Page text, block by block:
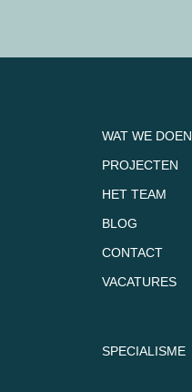
WAT WE DOEN
PROJECTEN
HET TEAM
BLOG
CONTACT
VACATURES
SPECIALISME